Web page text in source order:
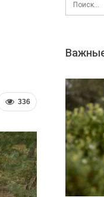
336